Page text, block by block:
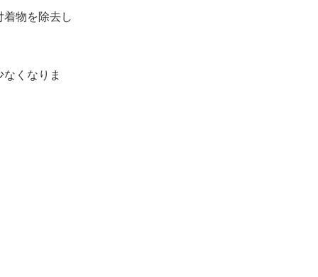
物を除去し
くなりま